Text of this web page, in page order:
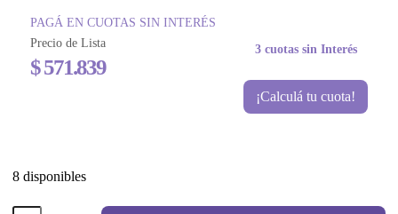
PAGÁ EN CUOTAS SIN INTERÉS
Precio de Lista
$571.839
3 cuotas sin Interés
¡Calculá tu cuota!
8 disponibles